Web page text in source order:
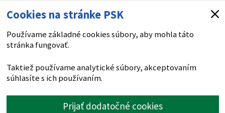
Cookies na stránke PSK
Používame základné cookies súbory, aby mohla táto
stránka fungovať.
Taktiež používame analytické súbory, akceptovaním
súhlasíte s ich používaním.
Prijať dodatočné cookies